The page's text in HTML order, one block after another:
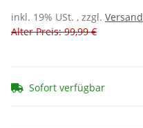
inkl. 19% USt. , zzgl. Versand
Alter Preis: 99,99 €
Sofort verfügbar